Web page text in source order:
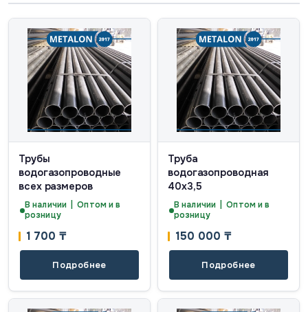
Трубы
водогазопроводные
всех размеров
В наличии | Оптом и в
розницу
1 700 ₸
Подробнее
Труба
водогазопроводная
40х3,5
В наличии | Оптом и в
розницу
150 000 ₸
Подробнее